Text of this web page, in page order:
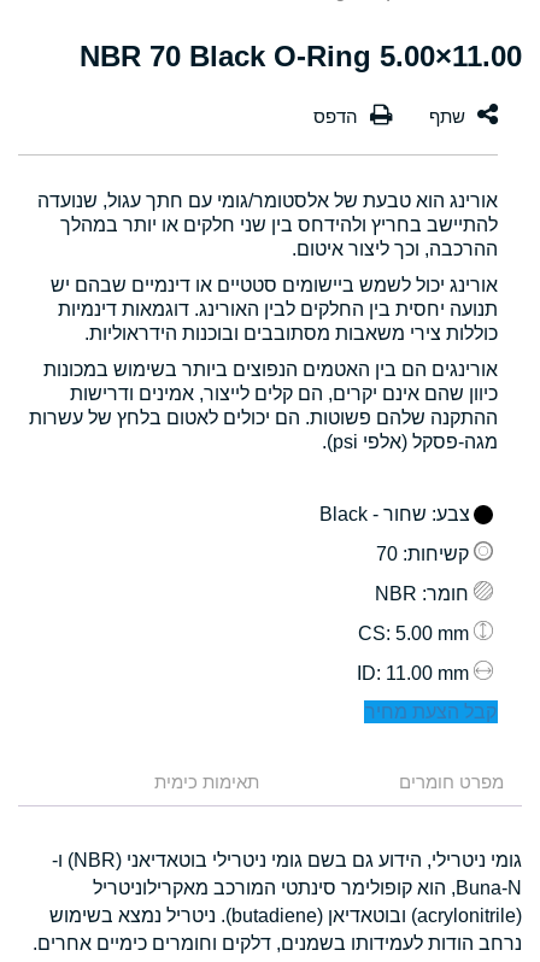
11.00×5.00 NBR 70 Black O-Ring
אורינג הוא טבעת של אלסטומר/גומי עם חתך עגול, שנועדה
להתיישב בחריץ ולהידחס בין שני חלקים או יותר במהלך
ההרכבה, וכך ליצור איטום.
אורינג יכול לשמש ביישומים סטטיים או דינמיים שבהם יש
תנועה יחסית בין החלקים לבין האורינג. דוגמאות דינמיות
כוללות צירי משאבות מסתובבים ובוכנות הידראוליות.
אורינגים הם בין האטמים הנפוצים ביותר בשימוש במכונות
כיוון שהם אינם יקרים, הם קלים לייצור, אמינים ודרישות
ההתקנה שלהם פשוטות. הם יכולים לאטום בלחץ של עשרות
מגה-פסקל (אלפי psi).
צבע: שחור - Black
קשיחות: 70
חומר: NBR
: 5.00 mm
: 11.00 mm
קבל הצעת מחיר
מפרט חומרים תאימות כימית
גומי ניטרילי, הידוע גם בשם גומי ניטרילי בוטאדיאני (NBR) ו-
Buna-N, הוא קופולימר סינתטי המורכב מאקרילוניטריל
(acrylonitrile) ובוטאדיאן (butadiene). ניטריל נמצא בשימוש
נרחב הודות לעמידותו בשמנים, דלקים וחומרים כימיים אחרים.